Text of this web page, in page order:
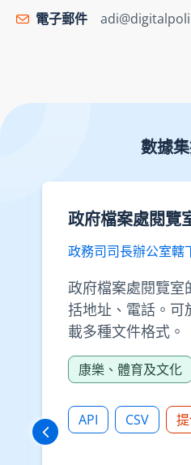
電子郵件
數據
政府檔案處閱覽
政務司司長辦公室轄
政府檔案處閱覽室
括地址、電話。可
載多種文件格式。
康樂、體育及文化
API CSV